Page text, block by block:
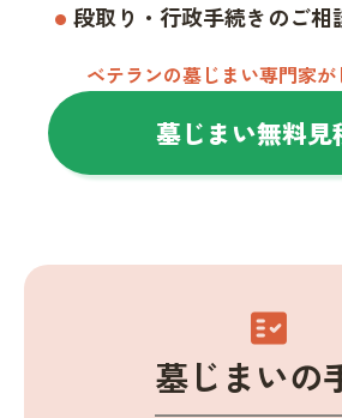
段取り・行政手続きのご相
ベテランの墓じまい専門家
墓じまい無料見
fact_check
墓じまいの